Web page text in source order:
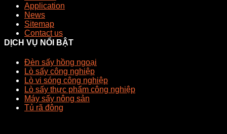
Application
News
Sitemap
Contact us
DỊCH VỤ NỔI BẬT
Đèn sấy hồng ngoại
Lò sấy công nghiệp
Lò vi sóng công nghiệp
Lò sấy thực phẩm công nghiệp
Máy sấy nông sản
Tủ rã đông